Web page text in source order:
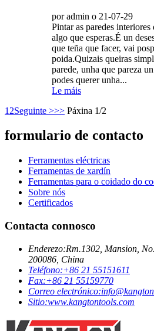
por admin o 21-07-29
Pintar as paredes interiores
algo que esperas.É un
que teña que facer, vai
poida.Quizais queiras
parede, unha que pareza
podes querer unha...
Le máis
1 2Seguinte >>> Páxina 1/2
formulario de contacto
Ferramentas eléctricas
Ferramentas de xardín
Ferramentas para o coidado do
Sobre nós
Certificados
Contacta connosco
Enderezo:Rm.1302, Mansion,
200086, China
Teléfono:+86 21 55151611
Fax:+86 21 55159770
Correo electrónico:
Sitio:www.kangtontools.com